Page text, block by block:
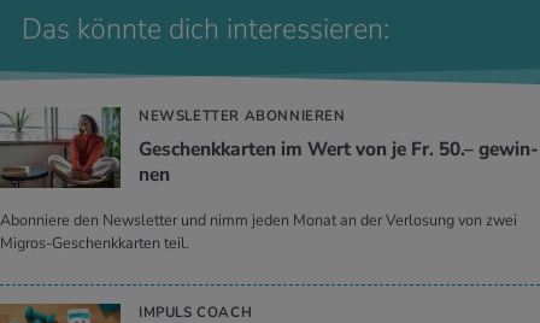
Das könnte dich interessieren:
NEWSLETTER ABONNIEREN
Ge­schenk­kar­ten im Wert von je Fr. 50.– ge­win­
nen
Abonniere den Newsletter und nimm jeden Monat an der Verlosung von zwei
Migros-Geschenkkarten teil.
IMPULS COACH